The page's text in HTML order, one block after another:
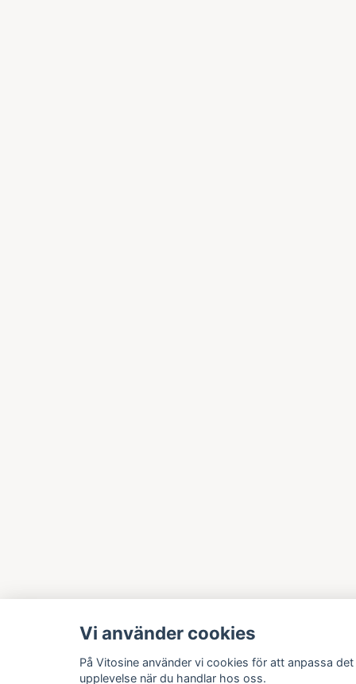
Vi använder cookies
På Vitosine använder vi cookies för att anpassa
upplevelse när du handlar hos oss.